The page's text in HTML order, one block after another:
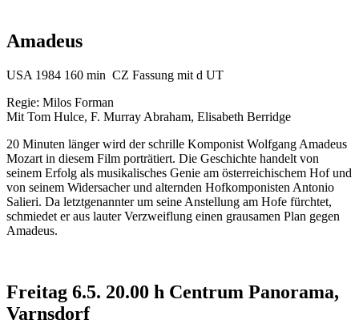
Amadeus
USA 1984 160 min CZ Fassung mit d UT
Regie: Milos Forman
Mit Tom Hulce, F. Murray Abraham, Elisabeth Berridge
20 Minuten länger wird der schrille Komponist Wolfgang Amadeus
Mozart in diesem Film porträtiert. Die Geschichte handelt von
seinem Erfolg als musikalisches Genie am österreichischem Hof und
von seinem Widersacher und alternden Hofkomponisten Antonio
Salieri. Da letztgenannter um seine Anstellung am Hofe fürchtet,
schmiedet er aus lauter Verzweiflung einen grausamen Plan gegen
Amadeus.
Freitag 6.5. 20.00 h Centrum Panorama,
Varnsdorf